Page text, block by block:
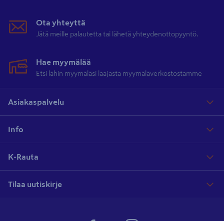
Ota yhteyttä
Jätä meille palautetta tai lähetä yhteydenottopyyntö.
Hae myymälää
Etsi lähin myymäläsi laajasta myymäläverkostostamme
Asiakaspalvelu
Info
K-Rauta
Tilaa uutiskirje